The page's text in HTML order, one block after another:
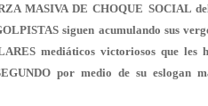
MASIVA DE CHOQUE SOCIAL
siguen acumulando sus
mediáticos victoriosos que
por medio de su eslogan